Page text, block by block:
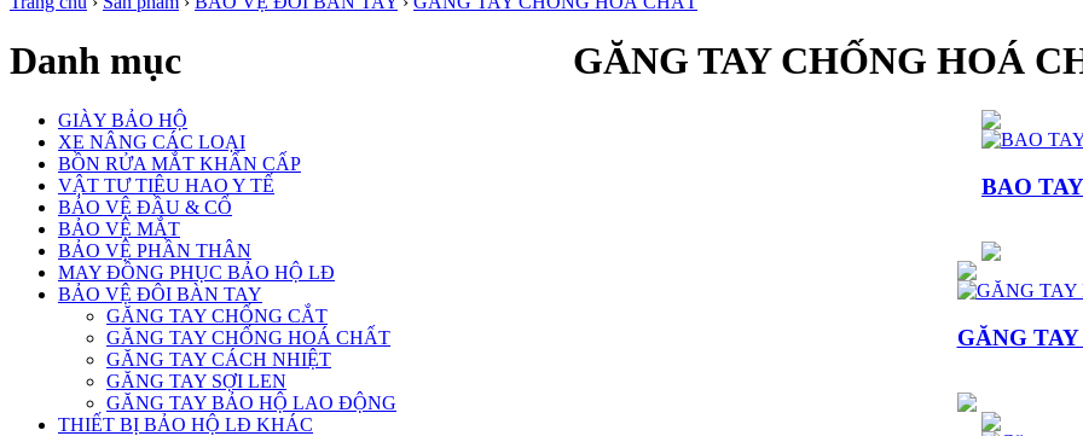
Danh mục
GIÀY BẢO HỘ
XE NÂNG CÁC LOẠI
BỒN RỬA MẮT KHẨN CẤP
VẬT TƯ TIÊU HAO Y TẾ
BẢO VỆ ĐẦU & CỔ
BẢO VỆ MẮT
BẢO VỆ PHẦN THÂN
MAY ĐỒNG PHỤC BẢO HỘ LĐ
BẢO VỆ ĐÔI BÀN TAY
GĂNG TAY CHỐNG CẮT
GĂNG TAY CHỐNG HOÁ CHẤT
GĂNG TAY CÁCH NHIỆT
GĂNG TAY SỢI LEN
GĂNG TAY BẢO HỘ LAO ĐỘNG
THIẾT BỊ BẢO HỘ LĐ KHÁC
GĂNG TAY CHỐNG HOÁ
BAO
GĂNG